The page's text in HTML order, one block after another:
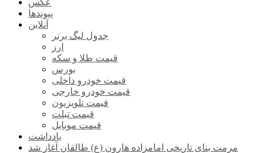
پیوندها
آنلاین
جدول لیگ برتر
ارز
قیمت طلا و سکه
بورس
قیمت خودرو داخلی
قیمت خودرو خارجی
قیمت تلویزیون
قیمت تبلت
قیمت موبایل
یادداشت
مرمت بنای تاریخی امامزاده هارون (ع) طالقان آغاز شد